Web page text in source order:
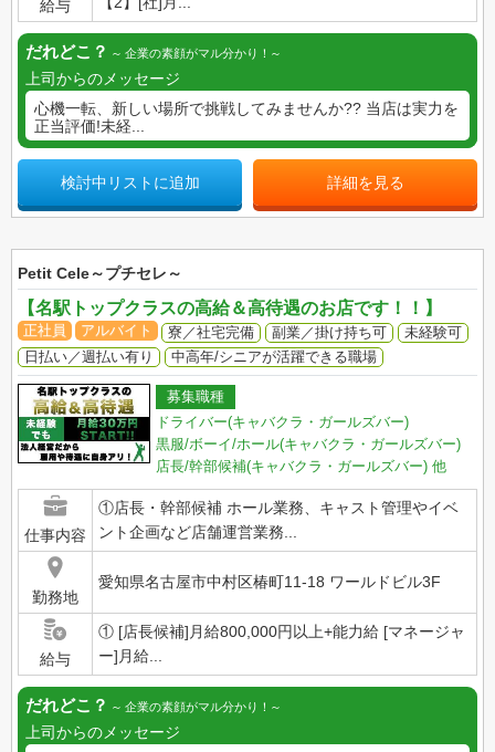
給与
だれどこ？ 企業の素顔がマル分かり！
上司からのメッセージ
心機一転、新しい場所で挑戦してみませんか?? 当店は実力を
正当評価!未経...
検討中リストに追加 詳細を見る
Petit Cele～プチセレ～
【名駅トップクラスの高給＆高待遇のお店です！！】
正社員 アルバイト 寮／社宅完備 副業／掛け持ち可
未経験可
日払い／週払い有り
中高年/シニアが活躍できる職場
募集職種
ドライバー(キャバクラ・ガールズバー)
黒服/ボーイ/ホール(キャバクラ・ガールズバー)
店長/幹部候補(キャバクラ・ガールズバー) 他
仕事内容
①店長・幹部候補 ホール業務、キャスト管理やイベ
ント企画など店舗運営業務...
勤務地
愛知県名古屋市中村区椿町11-18 ワールドビル3F
給与
① [店長候補]月給800,000円以上+能力給 [マネージャ
ー]月給...
だれどこ？ 企業の素顔がマル分かり！
上司からのメッセージ